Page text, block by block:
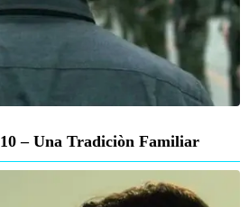
– Una Tradiciòn Familiar